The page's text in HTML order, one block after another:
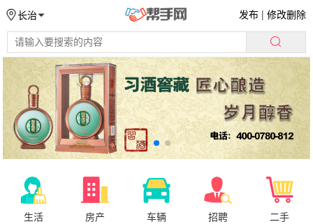
长治 发布 |修改删除
生活 房产 车辆 招聘 二手